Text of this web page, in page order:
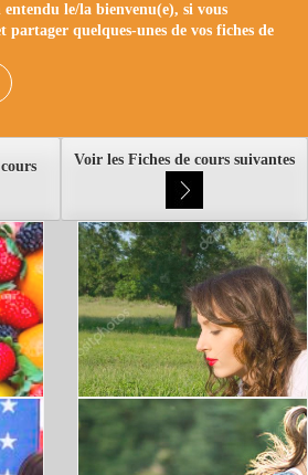
entendu le/la bienvenu(e), si vous
partager quelques-unes de vos fiches de
Voir les Fiches de cours suivantes